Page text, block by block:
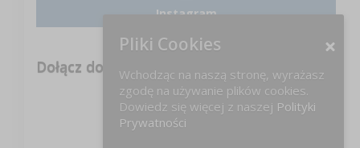
Instagram
Dołącz do nas na FB!
Pliki Cookies
Wchodząc na naszą stronę, wyrażasz
zgodę na używanie plików cookies.
Dowiedz się więcej z naszej Polityki
Prywatności